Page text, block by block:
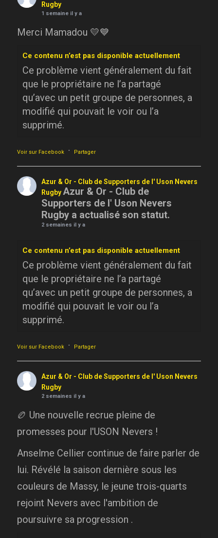
Rugby
1 semaine il y a
Merci Mamadou 💛💙
Ce contenu n’est pas disponible actuellement
Ce problème vient généralement du fait
que le propriétaire ne l’a partagé
qu’avec un petit groupe de personnes, a
modifié qui pouvait le voir ou l’a
supprimé.
Voir sur Facebook · Partager
Azur & Or - Club de Supporters de l' Uson Nevers
RugbyAzur & Or - Club de
Supporters de l' Uson Nevers
Rugby a actualisé son statut.
2 semaines il y a
Ce contenu n’est pas disponible actuellement
Ce problème vient généralement du fait
que le propriétaire ne l’a partagé
qu’avec un petit groupe de personnes, a
modifié qui pouvait le voir ou l’a
supprimé.
Voir sur Facebook · Partager
Azur & Or - Club de Supporters de l' Uson Nevers
Rugby
2 semaines il y a
🏉 Une nouvelle recrue pleine de
promesses pour l'USON Nevers !
Anselme Cellier continue de faire parler de
lui. Révélé la saison dernière sous les
couleurs de Massy, le jeune trois-quarts
rejoint Nevers avec l'ambition de
poursuivre sa progression .